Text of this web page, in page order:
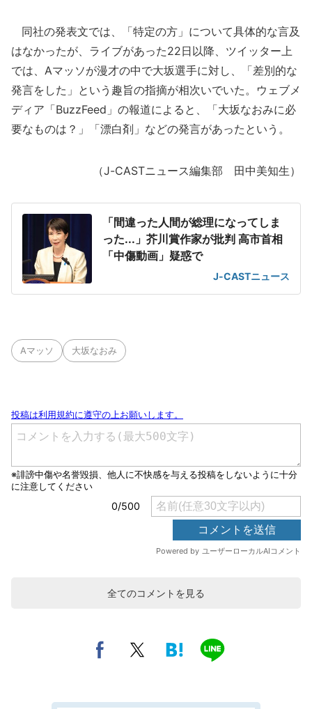
同社の発表文では、「特定の方」について具体的な言及
はなかったが、ライブがあった22日以降、ツイッター上
では、Aマッソが漫才の中で大坂選手に対し、「差別的な
発言をした」という趣旨の指摘が相次いでいた。ウェブメ
ディア「BuzzFeed」の報道によると、「大坂なおみに必
要なものは？」「漂白剤」などの発言があったという。
（J-CASTニュース編集部 田中美知生）
「間違った人間が総理になってしま
った...」芥川賞作家が批判 高市首相
「中傷動画」疑惑で
J-CASTニュース
Aマッソ 大坂なおみ
全てのコメントを見る